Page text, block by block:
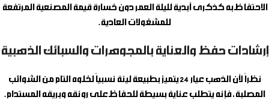
الاحتفاظ به كذكرى أبدية لليلة العمر دون خسارة قيمة المصنعية المرتفعة
للمشغولات العادية.
إرشادات حفظ والعناية بالمجوهرات والسبائك الذهبية
نظراً لأن الذهب عيار 24 يتميز بطبيعة لينة نسبياً لخلوه التام من الشوائب
المصلبة، فإنه يتطلب عناية بسيطة للحفاظ على رونقه وبريقه المستدام.